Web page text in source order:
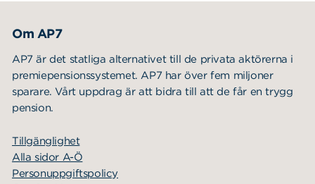
Om AP7
AP7 är det statliga alternativet till de privata aktörerna i
premiepensionssystemet. AP7 har över fem miljoner
sparare. Vårt uppdrag är att bidra till att de får en trygg
pension.
Tillgänglighet
Alla sidor A-Ö
Personuppgiftspolicy